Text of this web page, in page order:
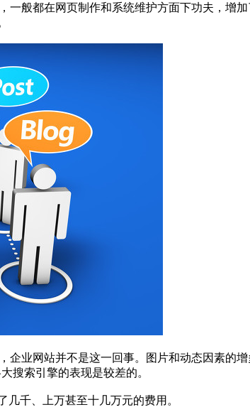
般都在网页制作和系统维护方面下功夫，增
业网站并不是这一回事。图片和动态因素的
搜索引擎的表现是较差的。
千、上万甚至十几万元的费用。